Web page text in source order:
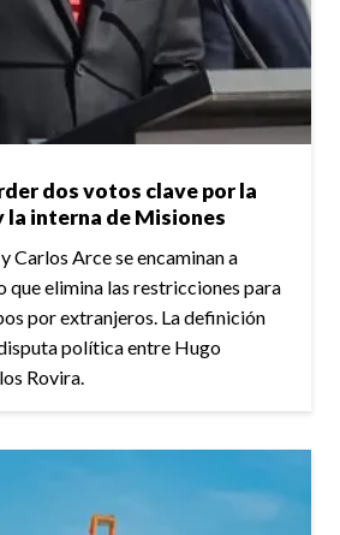
dos votos clave por la
la interna de Misiones
Carlos Arce se encaminan a
que elimina las restricciones para
por extranjeros. La definición
política entre Hugo
Rovira.